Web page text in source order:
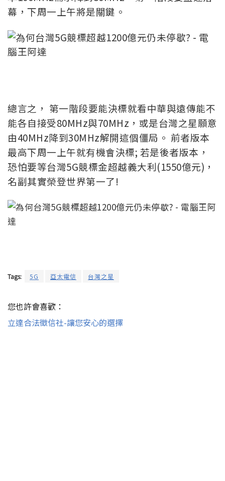
幕，下周一上午將是關鍵。
總言之， 第一階段要能決標就看中華與遠傳能不
能各自接受80MHz與70MHz，或是台灣之星願意
由40MHz降到30MHz解開這個僵局。 前者版本
最高下周一上午就有機會決標; 若是後者版本，
恐怕要等台灣5G競標金超越義大利(1550億元)，
名副其實榮登世界第一了!
Tags: 5G 亞太電信 台灣之星
您也許會喜歡：
立達合法徵信社-讓您安心的選擇